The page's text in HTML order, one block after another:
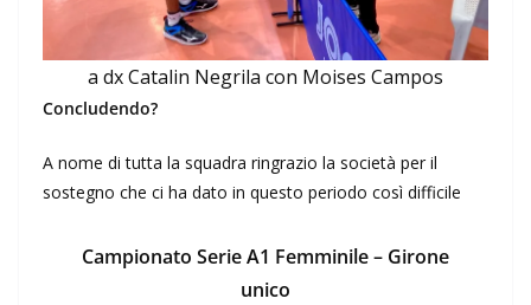
a dx Catalin Negrila con Moises Campos
Concludendo?
A nome di tutta la squadra ringrazio la società per il
sostegno che ci ha dato in questo periodo così difficile
Campionato Serie A1 Femminile – Girone
unico